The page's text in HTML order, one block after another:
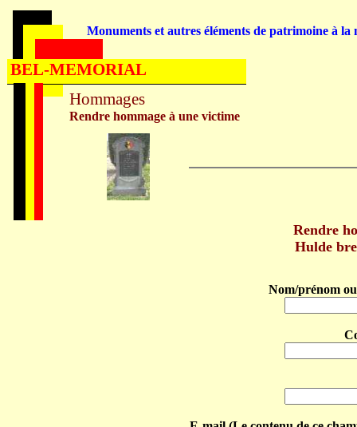
Rendre
Hulde
Nom/prénom
Hommages
Rendre hommage à une victime
Monuments et autres éléments de patrimoine à la
BEL-MEMORIAL